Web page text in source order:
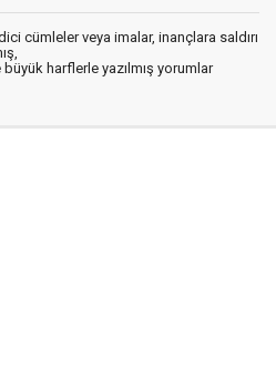
cümleler veya imalar, inançlara saldırı
harflerle yazılmış yorumlar